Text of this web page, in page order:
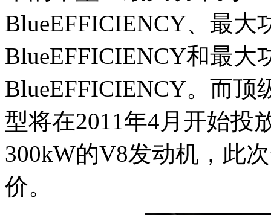
BlueEFFICIENCY、最大
BlueEFFICIENCY和最大
BlueEFFICIENCY。而顶
型将在2011年4月开始投
300kW的V8发动机，此
价。